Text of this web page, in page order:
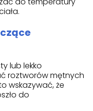
lub lekko
roztworów mętnych
wskazywać, że
do